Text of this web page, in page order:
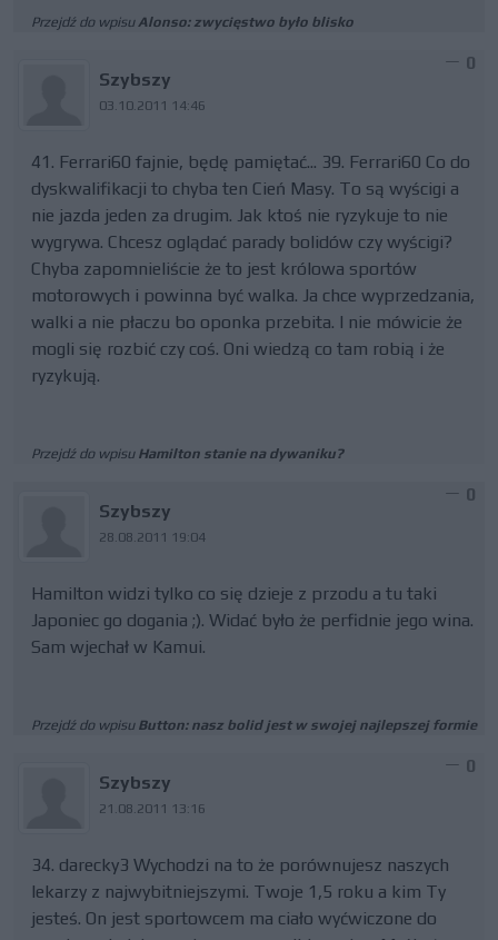
Przejdź do wpisuAlonso: zwycięstwo było blisko
Szybszy
03.10.2011 14:46
0
41. Ferrari60 fajnie, będę pamiętać... 39. Ferrari60 Co do
dyskwalifikacji to chyba ten Cień Masy. To są wyścigi a
nie jazda jeden za drugim. Jak ktoś nie ryzykuje to nie
wygrywa. Chcesz oglądać parady bolidów czy wyścigi?
Chyba zapomnieliście że to jest królowa sportów
motorowych i powinna być walka. Ja chce wyprzedzania,
walki a nie płaczu bo oponka przebita. I nie mówicie że
mogli się rozbić czy coś. Oni wiedzą co tam robią i że
ryzykują.
Przejdź do wpisu Hamilton stanie na dywaniku?
Szybszy
28.08.2011 19:04
0
Hamilton widzi tylko co się dzieje z przodu a tu taki
Japoniec go dogania ;). Widać było że perfidnie jego wina.
Sam wjechał w Kamui.
Przejdź do wpisu Button: nasz bolid jest w swojej najlepszej formie
Szybszy
21.08.2011 13:16
0
34. darecky3 Wychodzi na to że porównujesz naszych
lekarzy z najwybitniejszymi. Twoje 1,5 roku a kim Ty
jesteś. On jest sportowcem ma ciało wyćwiczone do